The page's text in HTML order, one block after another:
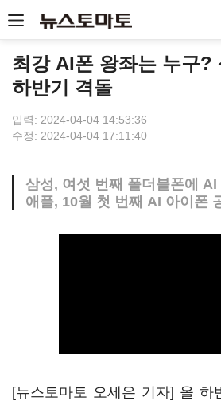
최강 AI폰 왕좌는 누구?
하반기 격돌
입력: 2024-04-04 14:53:36
수정: 2024-04-04 17:11:40
삼성, 여섯 번째 폴더블폰에 AI
애플, 10월 첫 번째 AI 아이폰
[뉴스토마토 오세은 기자] 올 하